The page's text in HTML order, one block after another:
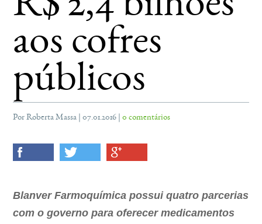
aos cofres
públicos
Por Roberta Massa | 07.01.2016 |0 comentários
Blanver Farmoquímica possui quatro parcerias
com o governo para oferecer medicamentos